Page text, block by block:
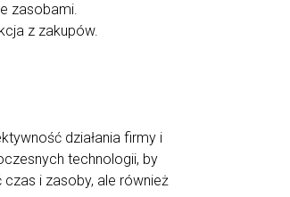
zasobami.
z zakupów.
działania firmy i
technologii, by
i zasoby, ale również